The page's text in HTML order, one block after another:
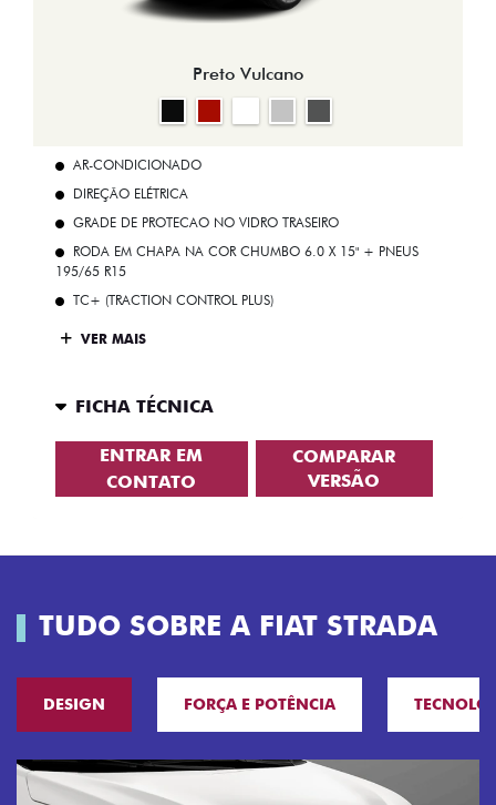
Preto Vulcano
AR-CONDICIONADO
DIREÇÃO ELÉTRICA
GRADE DE PROTECAO NO VIDRO TRASEIRO
RODA EM CHAPA NA COR CHUMBO 6.0 X 15" + PNEUS
195/65 R15
TC+ (TRACTION CONTROL PLUS)
VER MAIS
FICHA TÉCNICA
ENTRAR EM
CONTATO
COMPARAR
VERSÃO
TUDO SOBRE A FIAT STRADA
DESIGN FORÇA E POTÊNCIA